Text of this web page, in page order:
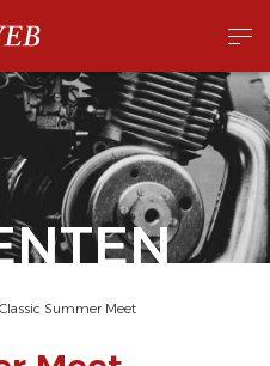
Classic Summer Meet